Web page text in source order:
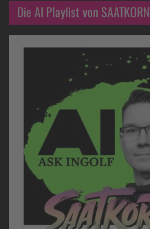
Die AI Playlist von SAATKORN